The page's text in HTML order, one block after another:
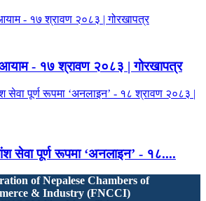
- ‍१७ श्रावण २०८३ | गोरखापत्र
सेवा पूर्ण रूपमा ‘अनलाइन’ - ‍१८....
of Nepalese Chambers of
& Industry (FNCCI)